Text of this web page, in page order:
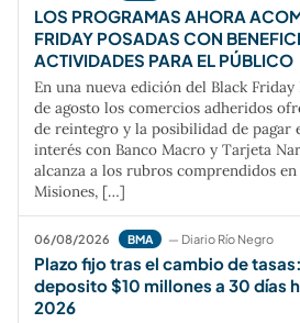
LOS PROGRAMAS AHORA
FRIDAY POSADAS CON
ACTIVIDADES PARA EL PÚBLICO
En una nueva edición del Black Friday
de agosto los comercios adheridos
de reintegro y la posibilidad de pagar
interés con Banco Macro y Tarjeta
alcanza a los rubros comprendidos
Misiones, […]
06/08/2026 BMA — Diario Río Negro
Plazo fijo tras el cambio de
deposito $10 millones a 30 días
2026